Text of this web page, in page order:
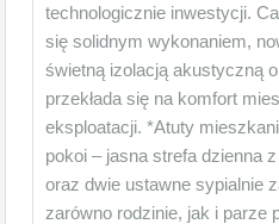
technologicznie inwestycji.
się solidnym wykonaniem,
świetną izolacją akustyczną
przekłada się na komfort
eksploatacji. *Atuty
pokoi – jasna strefa dzienna
oraz dwie ustawne sypialnie
zarówno rodzinie, jak i parze